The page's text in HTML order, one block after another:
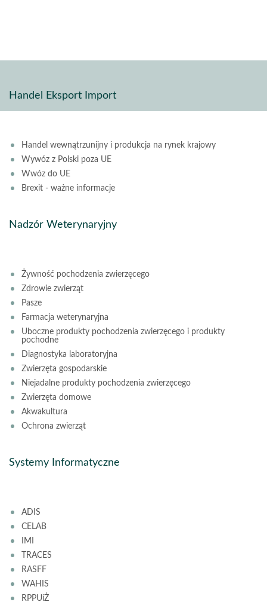
Handel Eksport Import
Handel wewnątrzunijny i produkcja na rynek krajowy
Wywóz z Polski poza UE
Wwóz do UE
Brexit - ważne informacje
Nadzór Weterynaryjny
Żywność pochodzenia zwierzęcego
Zdrowie zwierząt
Pasze
Farmacja weterynaryjna
Uboczne produkty pochodzenia zwierzęcego i produkty
pochodne
Diagnostyka laboratoryjna
Zwierzęta gospodarskie
Niejadalne produkty pochodzenia zwierzęcego
Zwierzęta domowe
Akwakultura
Ochrona zwierząt
Systemy Informatyczne
ADIS
CELAB
IMI
TRACES
RASFF
WAHIS
RPPUiŻ